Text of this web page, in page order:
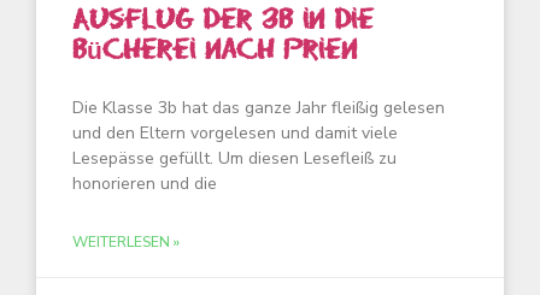
Ausflug der 3b in die
Bücherei nach Prien
Die Klasse 3b hat das ganze Jahr fleißig gelesen
und den Eltern vorgelesen und damit viele
Lesepässe gefüllt. Um diesen Lesefleiß zu
honorieren und die
WEITERLESEN »